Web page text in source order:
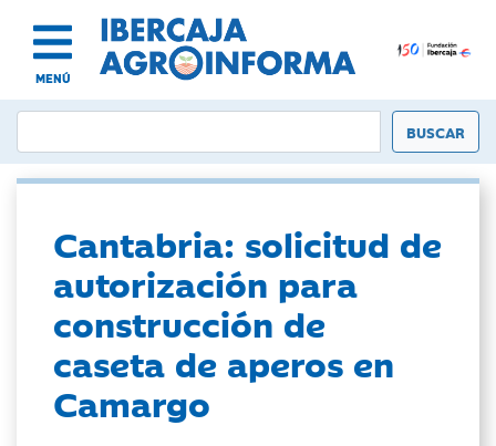
MENÚ
Cantabria: solicitud de
autorización para
construcción de
caseta de aperos en
Camargo